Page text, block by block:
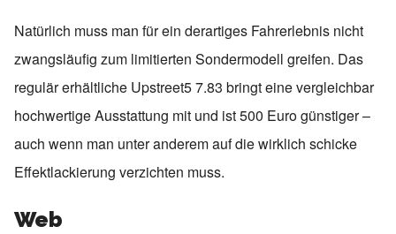
Natürlich muss man für ein derartiges Fahrerlebnis nicht
zwangsläufig zum limitierten Sondermodell greifen. Das
regulär erhältliche Upstreet5 7.83 bringt eine vergleichbar
hochwertige Ausstattung mit und ist 500 Euro günstiger –
auch wenn man unter anderem auf die wirklich schicke
Effektlackierung verzichten muss.
Web